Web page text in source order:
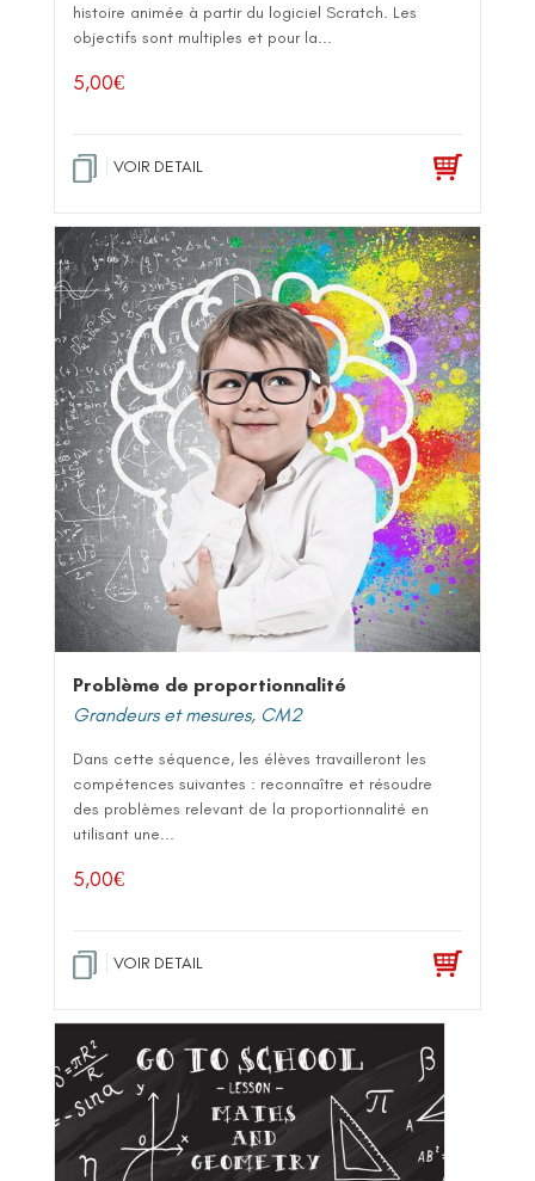
histoire animée à partir du logiciel Scratch. Les
objectifs sont multiples et pour la...
5,00€
VOIR DETAIL
Problème de proportionnalité
Grandeurs et mesures, CM2
Dans cette séquence, les élèves travailleront les
compétences suivantes : reconnaître et résoudre
des problèmes relevant de la proportionnalité en
utilisant une...
5,00€
VOIR DETAIL